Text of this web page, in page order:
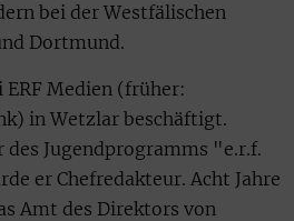
bei der Westfälischen
Dortmund.
ERF Medien (früher:
in Wetzlar beschäftigt.
des Jugendprogramms "e.r.f.
er Chefredakteur. Acht Jahre
Amt des Direktors von